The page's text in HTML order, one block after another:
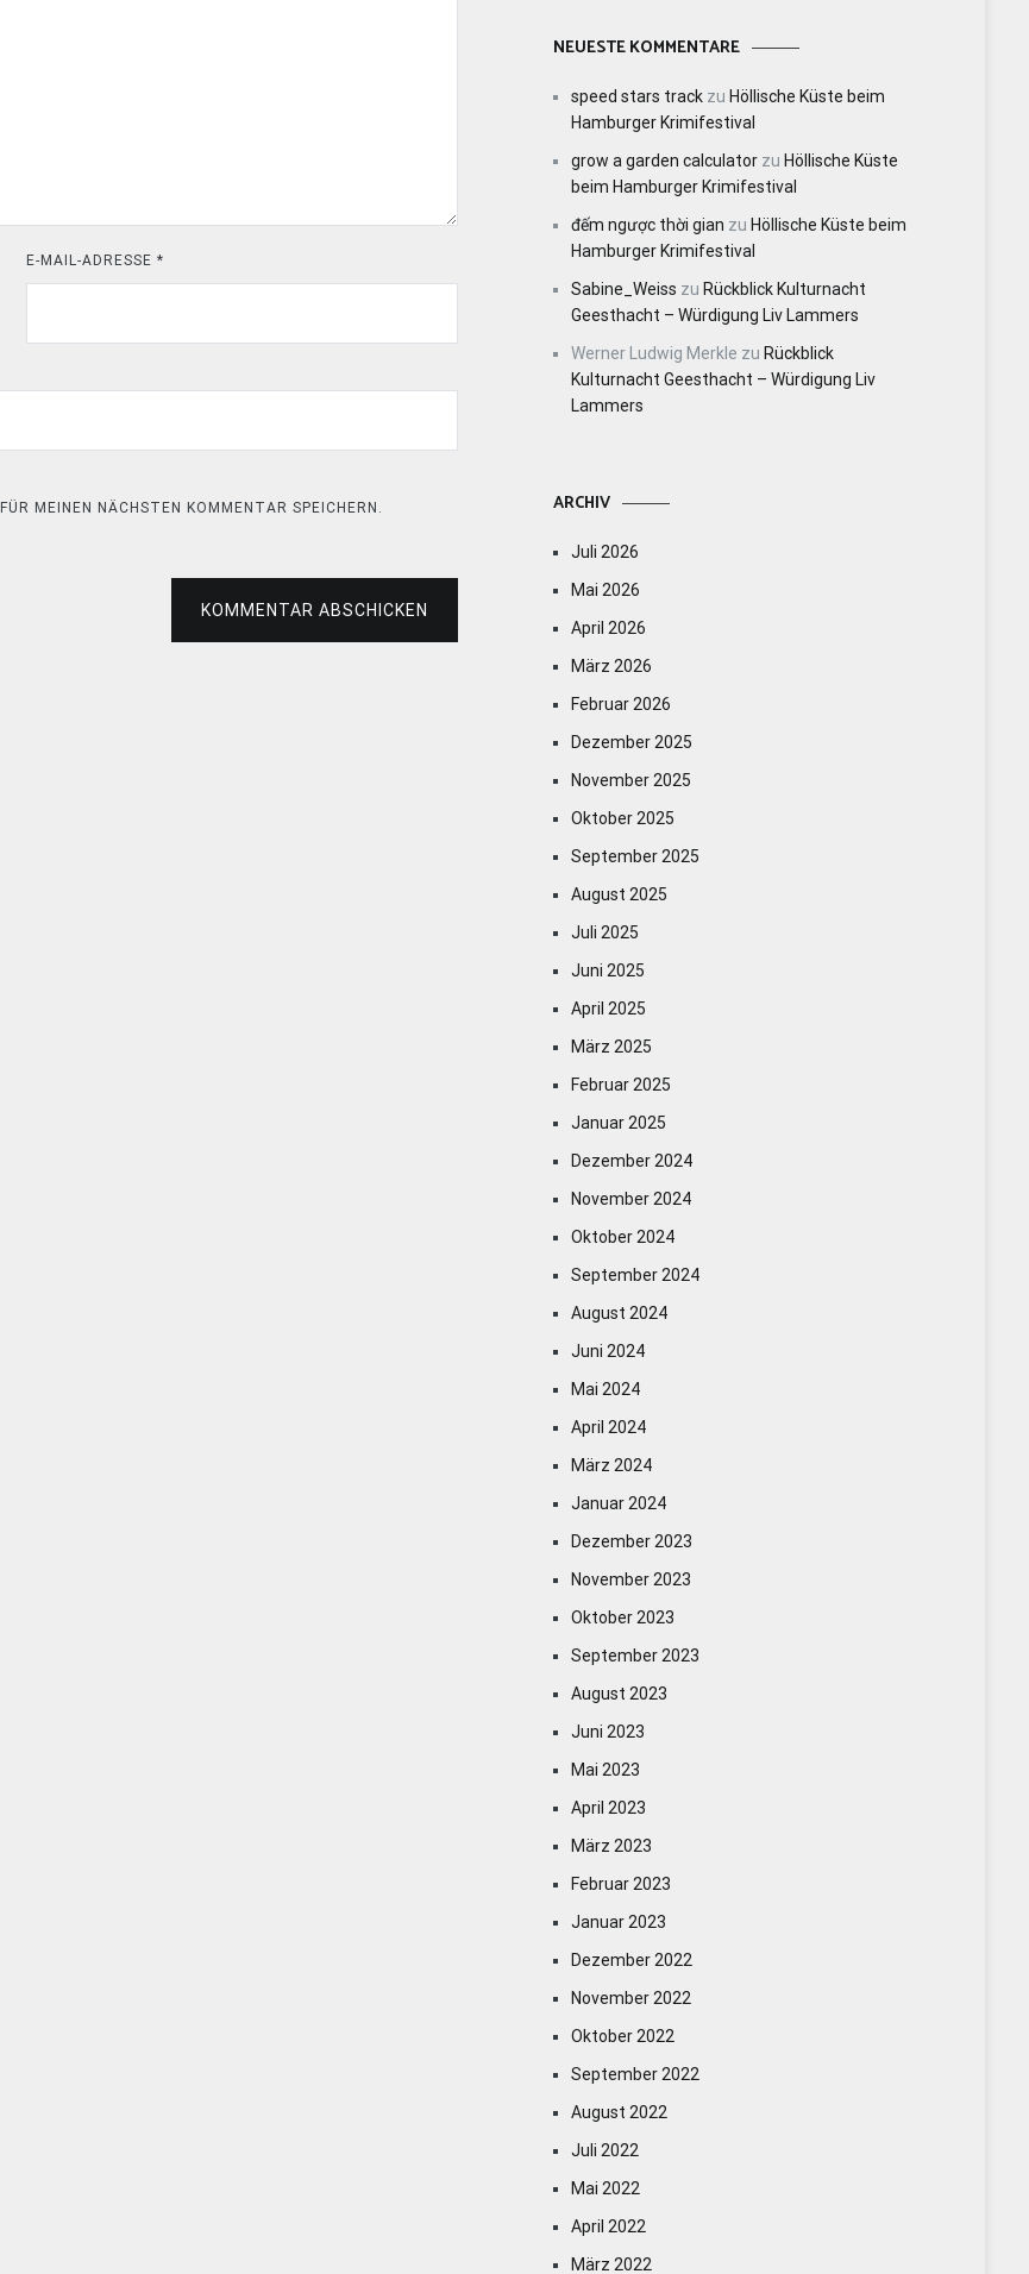
E-MAIL-ADRESSE*
MEINEN NÄCHSTEN KOMMENTAR SPEICHERN.
KOMMENTAR ABSCHICKEN
NEUESTE KOMMENTARE
speed stars track zu Höllische Küste beim
Hamburger Krimifestival
grow a garden calculator zu Höllische Küste
beim Hamburger Krimifestival
đếm ngược thời gian zu Höllische Küste beim
Hamburger Krimifestival
Sabine_Weiss zu Rückblick Kulturnacht
Geesthacht – Würdigung Liv Lammers
Werner Ludwig Merkle zu Rückblick
Kulturnacht Geesthacht – Würdigung Liv
Lammers
ARCHIV
Juli 2026
Mai 2026
April 2026
März 2026
Februar 2026
Dezember 2025
November 2025
Oktober 2025
September 2025
August 2025
Juli 2025
Juni 2025
April 2025
März 2025
Februar 2025
Januar 2025
Dezember 2024
November 2024
Oktober 2024
September 2024
August 2024
Juni 2024
Mai 2024
April 2024
März 2024
Januar 2024
Dezember 2023
November 2023
Oktober 2023
September 2023
August 2023
Juni 2023
Mai 2023
April 2023
März 2023
Februar 2023
Januar 2023
Dezember 2022
November 2022
Oktober 2022
September 2022
August 2022
Juli 2022
Mai 2022
April 2022
März 2022